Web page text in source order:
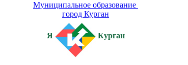
Муниципальное образование
город Курган
Я Курган